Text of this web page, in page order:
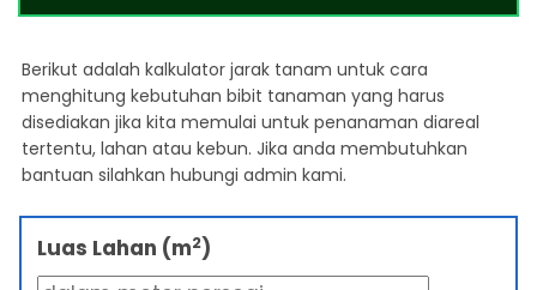
Berikut adalah kalkulator jarak tanam untuk cara
menghitung kebutuhan bibit tanaman yang harus
disediakan jika kita memulai untuk penanaman diareal
tertentu, lahan atau kebun. Jika anda membutuhkan
bantuan silahkan hubungi admin kami.
Luas Lahan (m2)